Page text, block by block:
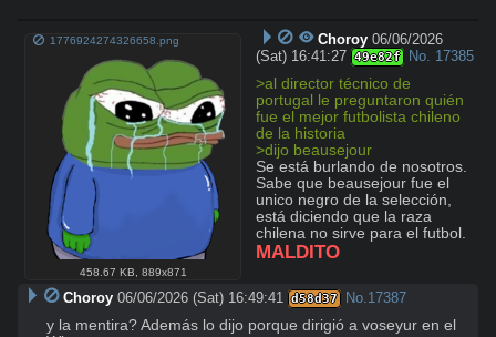
1776924274326658.png
458.67 KB 889x871
Choroy 06/06/2026
(Sat) 16:41:27 49e82f No. 17385
>al director técnico de
portugal le preguntaron quién
fue el mejor futbolista chileno
de la historia
>dijo beausejour
Se está burlando de nosotros.
Sabe que beausejour fue el
unico negro de la selección,
está diciendo que la raza
MALDITO
Choroy 06/06/2026 (Sat) 16:49:41 d58d37 No.17387
y la mentira? Además lo dijo porque dirigió a voseyur en el